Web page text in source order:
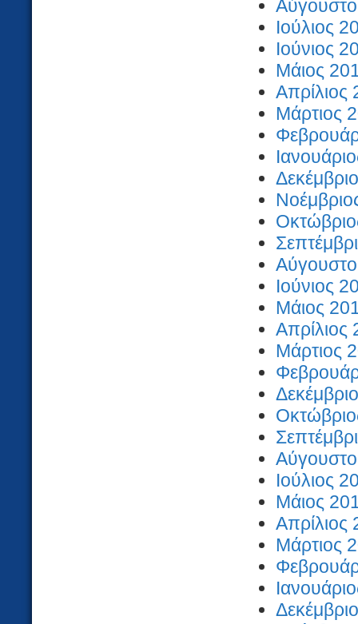
Ιούλιος
Ιούνιος
Μάιος
Απρίλιος
Μάρτιος
Ιούνιος
Μάιος
Απρίλιος
Μάρτιος
Ιούλιος
Μάιος
Απρίλιος
Μάρτιος